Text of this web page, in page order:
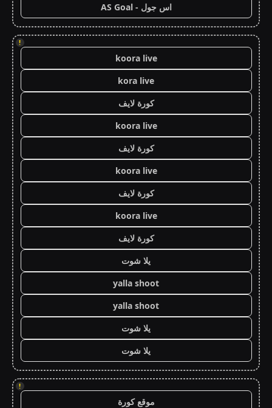
اس جول - AS Goal
!
koora live
kora live
كورة لايف
koora live
كورة لايف
koora live
كورة لايف
koora live
كورة لايف
يلا شوت
yalla shoot
yalla shoot
يلا شوت
يلا شوت
!
موقع كورة